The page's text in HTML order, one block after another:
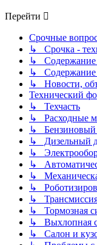
Перейти
Срочные
↳ Срочка -
↳ Содержание
↳ Содержание
↳ Новости,
Технический
↳ Техчасть
↳ Расходные
↳ Бензиновый
↳ Дизельный
↳
↳
↳
↳
↳
↳ Тормозная
↳ Выхлопная
↳ Салон и